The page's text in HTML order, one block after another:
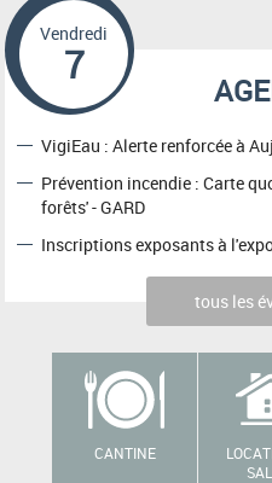
Vendredi
7
VigiEau : Alerte renforcée à
Prévention incendie : Carte
forêts' - GARD
Inscriptions exposants à
tous les
CANTINE